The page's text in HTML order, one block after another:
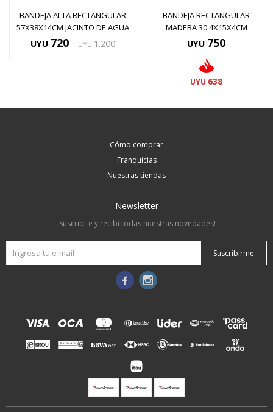
BANDEJA ALTA RECTANGULAR
57X38X14CM JACINTO DE AGUA
UYU 720 UYU 1.200
BANDEJA RECTANGULAR
MADERA 30.4X15X4CM
UYU 750
UYU 638
Cómo comprar
Franquicias
Nuestras tiendas
Newsletter
¡Suscribite y recibí todas nuestras novedades!
Suscribirme
 